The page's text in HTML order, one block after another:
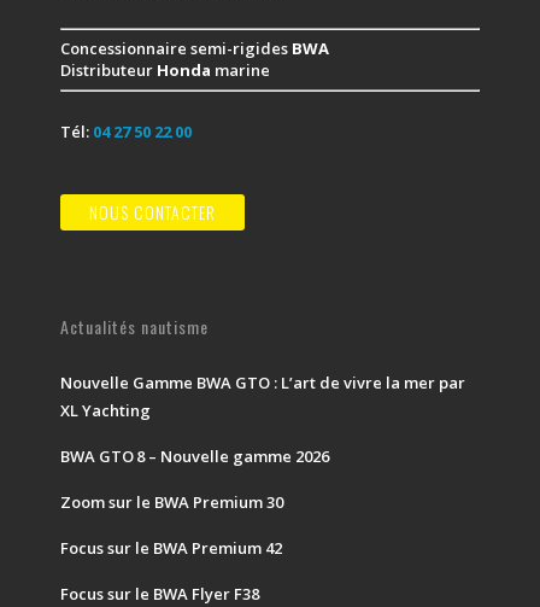
Concessionnaire semi-rigides BWA
Distributeur Honda marine
Tél: 04 27 50 22 00
NOUS CONTACTER
Actualités nautisme
Nouvelle Gamme BWA GTO : L’art de vivre la mer par
XL Yachting
BWA GTO 8 – Nouvelle gamme 2026
Zoom sur le BWA Premium 30
Focus sur le BWA Premium 42
Focus sur le BWA Flyer F38